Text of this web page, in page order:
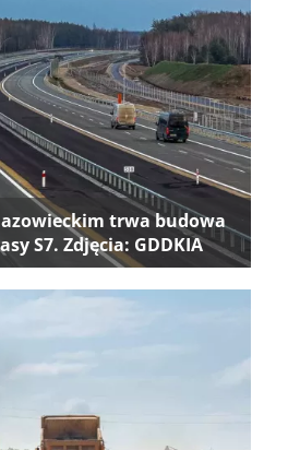
trwa budowa
S7. Zdjęcia: GDDKIA